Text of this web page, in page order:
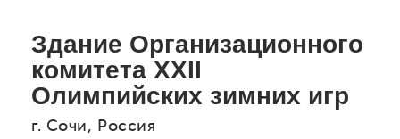
Здание Организационного
комитета ХХII
Олимпийских зимних игр
г. Сочи, Россия